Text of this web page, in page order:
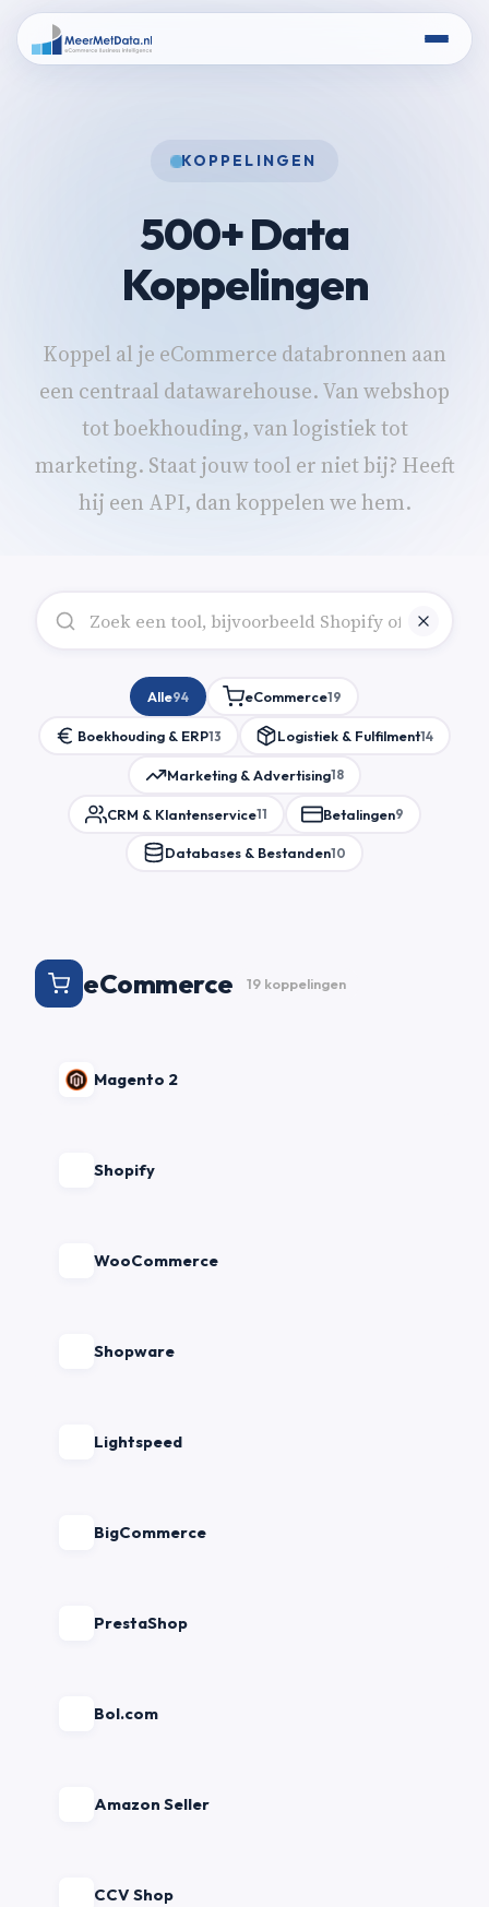
KOPPELINGEN
500+ Data
Koppelingen
Koppel al je eCommerce databronnen aan
een centraal datawarehouse. Van webshop
tot boekhouding, van logistiek tot
marketing. Staat jouw tool er niet bij? Heeft
hij een API, dan koppelen we hem.
Alle94 eCommerce19
Boekhouding & ERP13 Logistiek & Fulfilment14
Marketing & Advertising18
CRM & Klantenservice11 Betalingen9
Databases & Bestanden10
eCommerce 19 koppelingen
Magento 2
Shopify
WooCommerce
Shopware
Lightspeed
BigCommerce
PrestaShop
Bol.com
Amazon Seller
CCV Shop